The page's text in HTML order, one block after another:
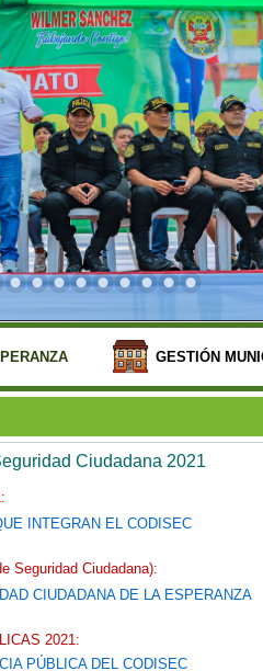
GESTIÓN
Ciudadana 2021
INTEGRAN EL CODISEC
Seguridad Ciudadana):
CIUDADANA DE LA ESPERANZA
2021:
PÚBLICA DEL CODISEC